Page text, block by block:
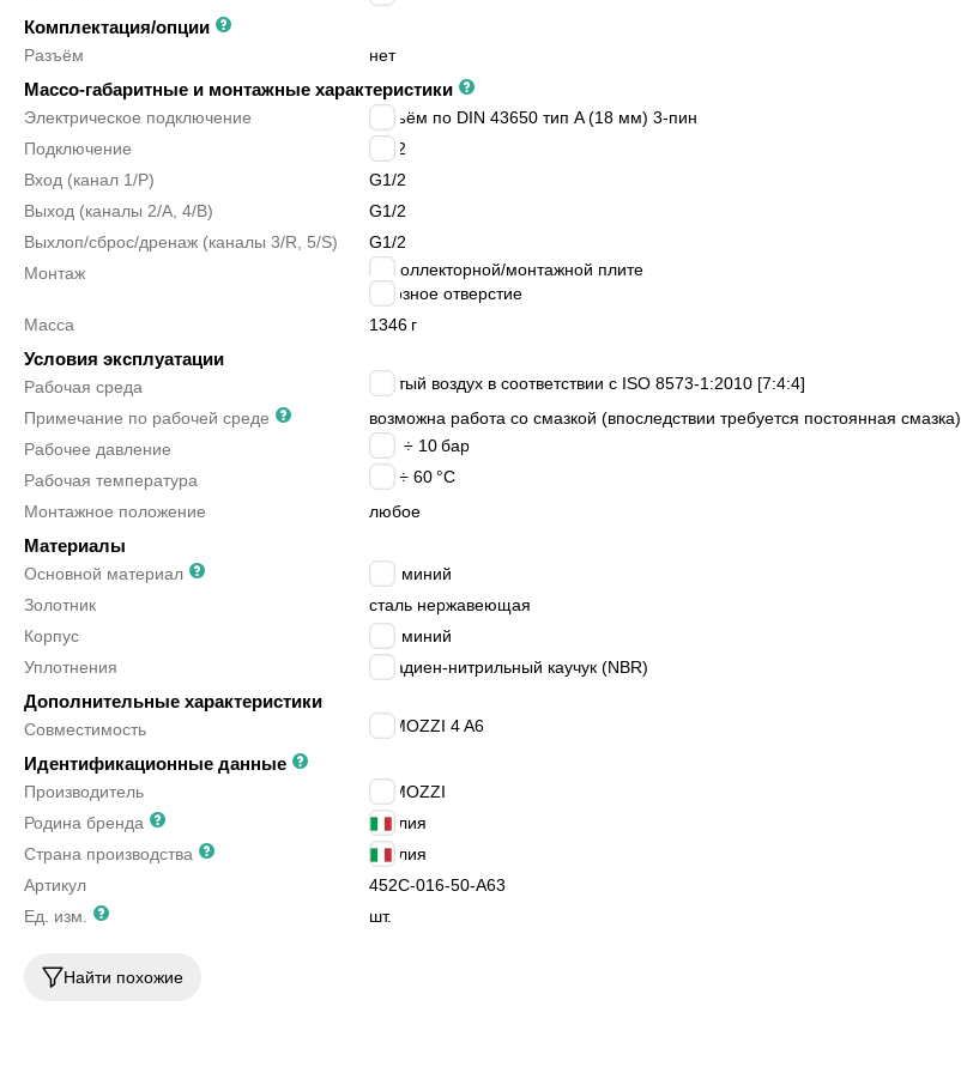
Комплектация/опции
Разъём нет
Массо-габаритные и монтажные характеристики
Электрическое подключение
разъём по DIN 43650 тип A (18 мм) 3-пин
Подключение
G1/2
Вход (канал 1/P)
G1/2
Выход (каналы 2/A, 4/B)
G1/2
Выхлоп/сброс/дренаж (каналы 3/R, 5/S)
G1/2
Монтаж
на коллекторной/монтажной плите
сквозное отверстие
Масса
1346 г
Условия эксплуатации
Рабочая среда
сжатый воздух в соответствии с ISO 8573-1:2010 [7:4:4]
Примечание по рабочей среде
возможна работа со смазкой (впоследствии требуется постоянная смазка)
Рабочее давление
-0.9 ÷ 10бар
Рабочая температура
-20 ÷ 60 °C
Монтажное положение
любое
Материалы
Основной материал
алюминий
Золотник
сталь нержавеющая
Корпус
алюминий
Уплотнения
бутадиен-нитрильный каучук (NBR)
Дополнительные характеристики
Совместимость CAMOZZI 4 A6
Идентификационные данные
Производитель
CAMOZZI
Родина бренда
Италия
Страна производства
Италия
Артикул
452C-016-50-A63
Ед. изм.
шт.
Найти похожие